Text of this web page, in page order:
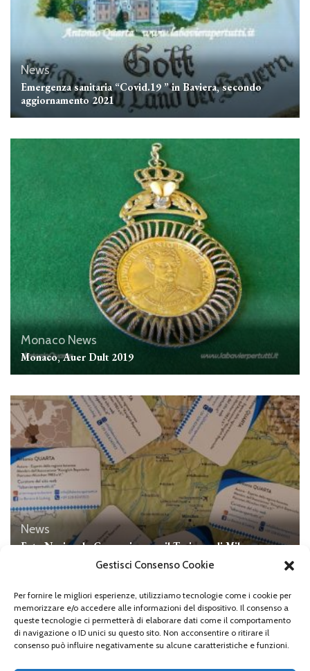
Gestisci Consenso Cookie
Per fornire le migliori esperienze, utilizziamo tecnologie come i cookie per
memorizzare e/o accedere alle informazioni del dispositivo. Il consenso a
queste tecnologie ci permetterà di elaborare dati come il comportamento
di navigazione o ID unici su questo sito. Non acconsentire o ritirare il
consenso può influire negativamente su alcune caratteristiche e funzioni.
News
Emergenza sanitaria “Covid.19 ” in Baviera, secondo
aggiornamento 2021
Monaco News
Monaco, Auer Dult 2019
News
Ente Nazionale Germanico per il Turismo di Milano,
evento “Destinazione Germania con focus su Monaco”.
Lascia un commento